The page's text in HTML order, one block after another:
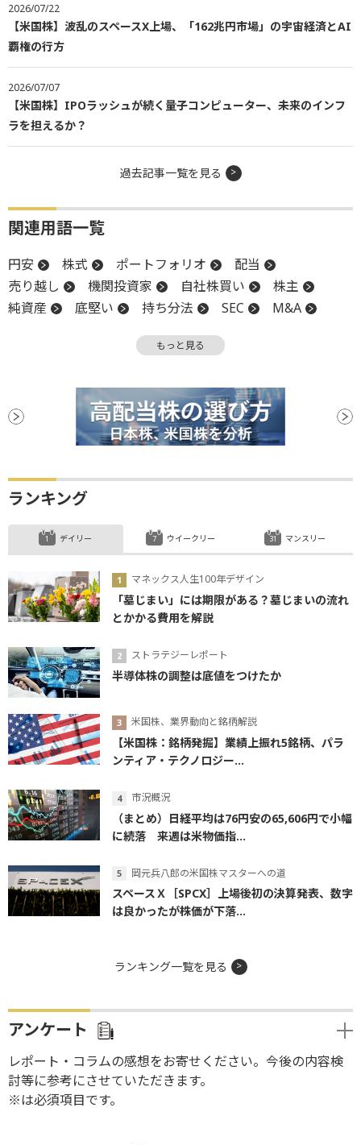
2026/07/22
【米国株】波乱のスペースX上場、「162兆円市場」の宇宙経済とAI
覇権の行方
2026/07/07
【米国株】IPOラッシュが続く量子コンピューター、未来のインフ
ラを担えるか？
過去記事一覧を見る
関連用語一覧
円安 株式 ポートフォリオ
配当
売り越し
機関投資家 自社株買い
株主
純資産
底堅い 持ち分法 SEC
M&A
リバランスもっと見る
ランキング
デイリー
マネックス人生100年デザイン
「墓じまい」には期限がある？墓じまいの流れ
とかかる費用を解説
ストラテジーレポート
半導体株の調整は底値をつけたか
米国株、業界動向と銘柄解説
【米国株：銘柄発掘】業績上振れ5銘柄、パラ
ンティア・テクノロジー...
市況概況
（まとめ）日経平均は76円安の65,606円で小幅
に続落 来週は米物価指...
岡元兵八郎の米国株マスターへの道
スペースＸ［SPCX］上場後初の決算発表、数字
は良かったが株価が下落...
ウイークリー マンスリー
ランキング一覧を見る
アンケート
レポート・コラムの感想をお寄せください。今後の内容検
討等に参考にさせていただきます。
※は必須項目です。